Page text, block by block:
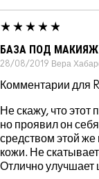
БАЗА ПОД МАКИЯЖ
28/08/2019 Вера
Комментарии для
Не скажу, что этот
но проявил он
средством этой
кожи. Не
Отлично улучшает